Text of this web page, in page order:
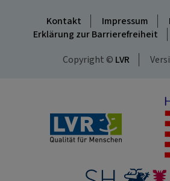
Kontakt Impressum
Erklärung zur Barrierefreiheit
Copyright © LVR